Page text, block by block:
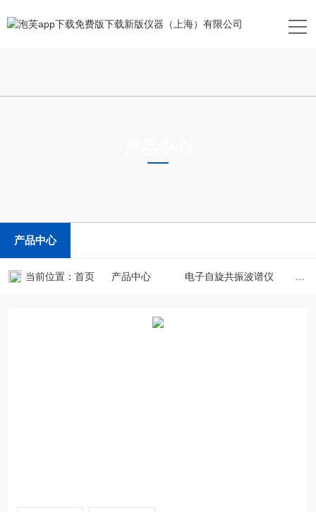
产品中心
当前位置： 首页 产品中心 电子自旋共振波谱仪